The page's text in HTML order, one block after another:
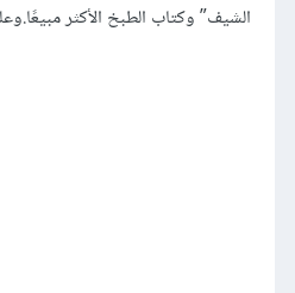
الشيف” وكتاب الطبخ الأكثر